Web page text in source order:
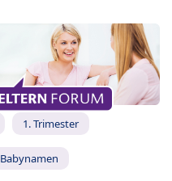
1. Trimester
Babynamen